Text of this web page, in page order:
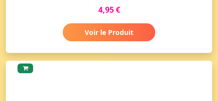
4,95 €
Voir le Produit